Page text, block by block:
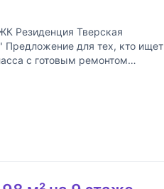
Резиденция Тверская
для тех, кто ищет
с готовым ремонтом